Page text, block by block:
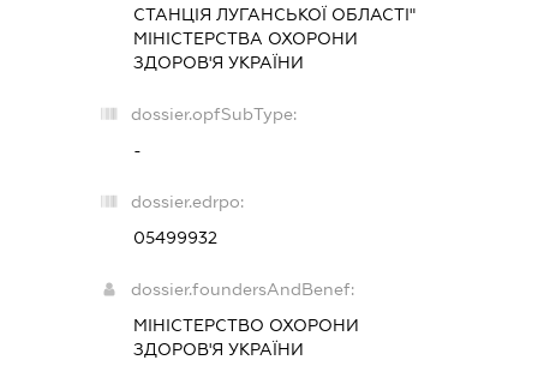
СТАНЦІЯ ЛУГАНСЬКОЇ ОБЛАСТІ"
МІНІСТЕРСТВА ОХОРОНИ
ЗДОРОВ'Я УКРАЇНИ
dossier.opfSubType:
-
dossier.edrpo:
05499932
dossier.foundersAndBenef:
МІНІСТЕРСТВО ОХОРОНИ
ЗДОРОВ'Я УКРАЇНИ